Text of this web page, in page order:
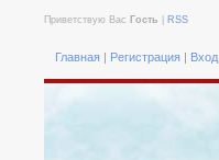
Приветствую Вас Гость RSS
Главная | Регистрация | Вход